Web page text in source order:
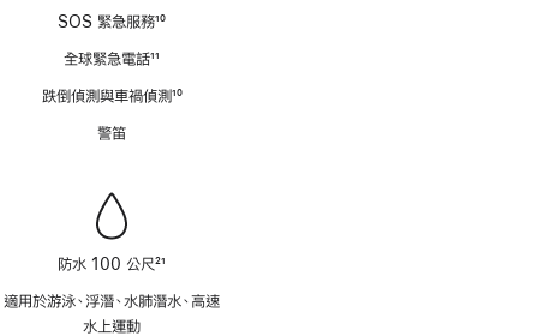
SOS 緊急服務
腳
10
全球緊急電話
腳
11
跌倒偵測與車禍偵測10
警笛
防水 100 公尺
腳
21
適用於游泳、浮潛、水肺潛水、高速
水上運動